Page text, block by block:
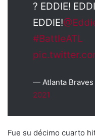
?️ EDDIE!
EDDIE!
#BattleATL
— Atlanta Braves
2021
Fue su décimo cuarto